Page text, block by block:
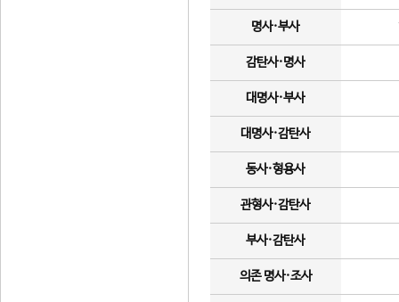
명사·부사
감탄사·명사
대명사·부사
대명사·감탄사
동사·형용사
관형사·감탄사
부사·감탄사
의존 명사·조사